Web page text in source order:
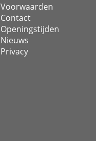
Voorwaarden
Contact
Openingstijden
Nieuws
Privacy